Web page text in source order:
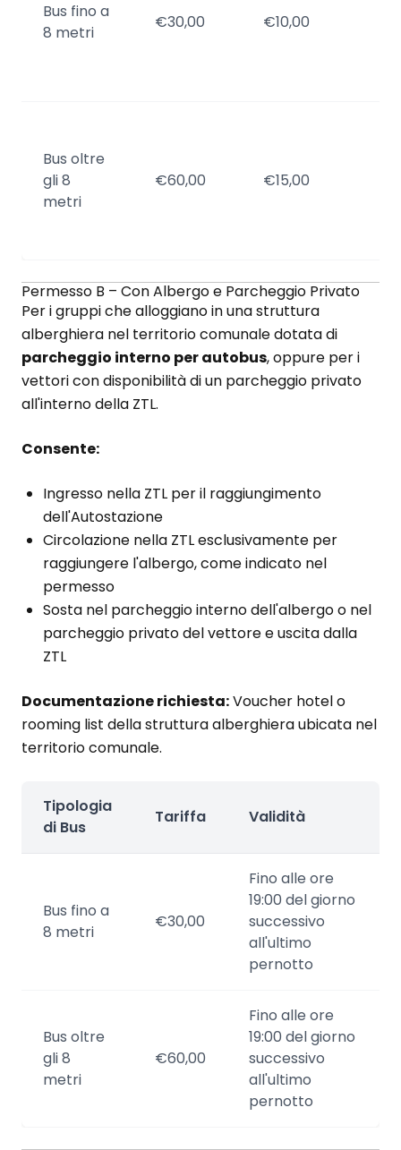
Bus fino a
8 metri
€30,00 €10,00
Bus oltre
gli 8
metri
€60,00 €15,00
Permesso B – Con Albergo e Parcheggio Privato
Per i gruppi che alloggiano in una struttura
alberghiera nel territorio comunale dotata di
parcheggio interno per autobus, oppure per i
vettori con disponibilità di un parcheggio privato
all'interno della ZTL.
Consente:
Ingresso nella ZTL per il raggiungimento
dell'Autostazione
Circolazione nella ZTL esclusivamente per
raggiungere l'albergo, come indicato nel
permesso
Sosta nel parcheggio interno dell'albergo o nel
parcheggio privato del vettore e uscita dalla
ZTL
Documentazione richiesta:Voucher hotel o
rooming list della struttura alberghiera ubicata nel
territorio comunale.
Tipologia
di Bus
Tariffa Validità
Bus fino a
8 metri
€30,00
Fino alle ore
19:00 del giorno
successivo
all'ultimo
pernotto
Bus oltre
gli 8
metri
€60,00
Fino alle ore
19:00 del giorno
successivo
all'ultimo
pernotto